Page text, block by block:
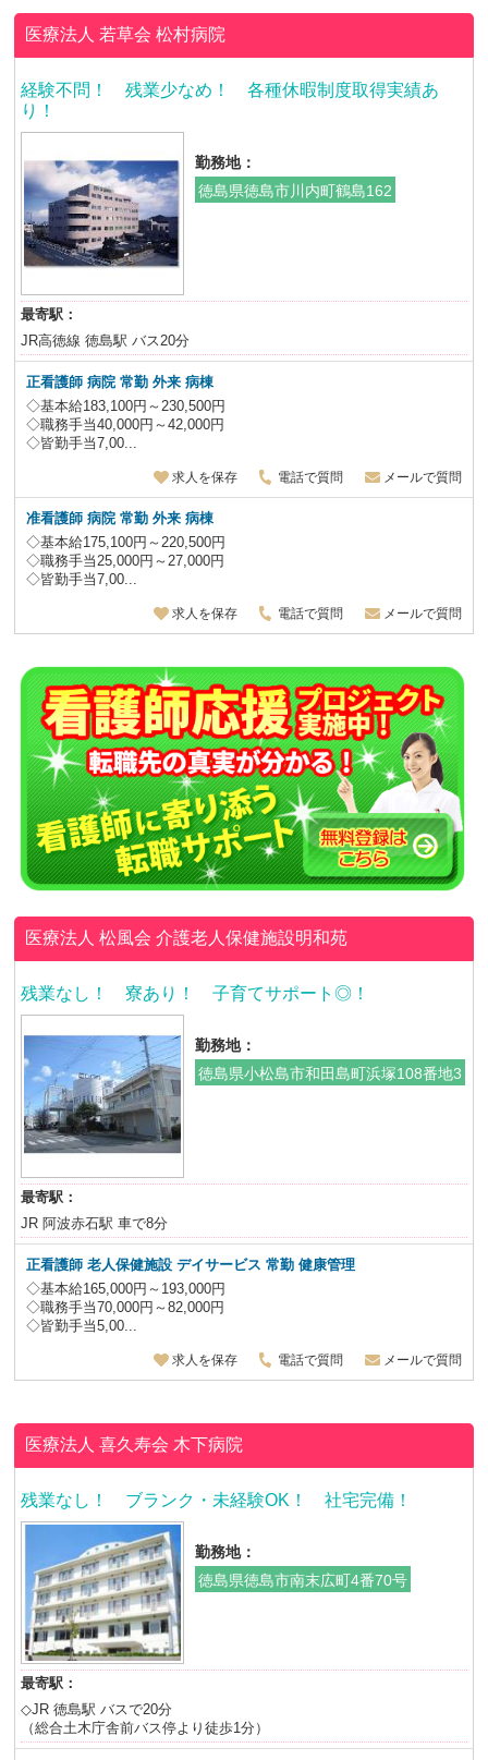
医療法人 若草会松村病院
経験不問！ 残業少なめ！ 各種休暇制度取得実績あ
り！
勤務地：
徳島県徳島市川内町鶴島162
最寄駅：
JR高徳線 徳島駅 バス20分
正看護師 病院 常勤 外来 病棟
◇基本給183,100円～230,500円
◇職務手当40,000円～42,000円
◇皆勤手当7,00...
求人を保存 電話で質問 メールで質問
准看護師 病院 常勤 外来 病棟
◇基本給175,100円～220,500円
◇職務手当25,000円～27,000円
◇皆勤手当7,00...
求人を保存 電話で質問 メールで質問
医療法人 松風会介護老人保健施設明和苑
残業なし！ 寮あり！ 子育てサポート◎！
勤務地：
徳島県小松島市和田島町浜塚108番地3
最寄駅：
JR 阿波赤石駅 車で8分
正看護師 老人保健施設 デイサービス常勤 健康管理
◇基本給165,000円～193,000円
◇職務手当70,000円～82,000円
◇皆勤手当5,00...
求人を保存 電話で質問 メールで質問
医療法人 喜久寿会 木下病院
残業なし！ ブランク・未経験OK！ 社宅完備！
勤務地：
徳島県徳島市南末広町4番70号
最寄駅：
◇JR 徳島駅 バスで20分
（総合土木庁舎前バス停より徒歩1分）